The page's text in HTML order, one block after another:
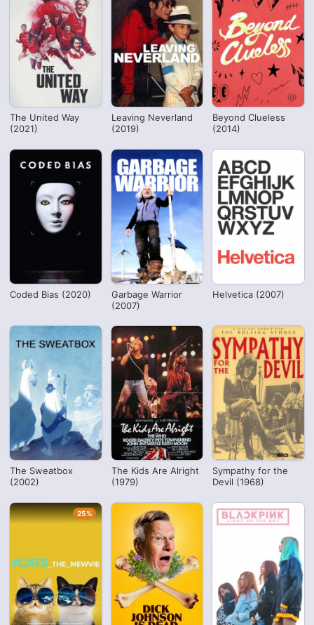
The United Way
(2021)
Leaving Neverland
(2019)
Beyond Clueless
(2014)
Coded Bias (2020)
Garbage Warrior
(2007)
Helvetica (2007)
The Sweatbox
(2002)
The Kids Are Alright
(1979)
Sympathy for the
Devil (1968)
25%